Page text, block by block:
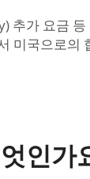
추가 요금
미국으로의
인가